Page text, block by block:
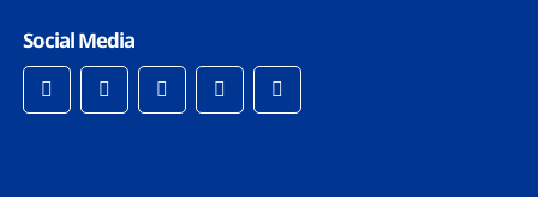
Social Media